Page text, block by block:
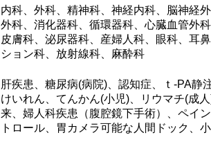
内科、外科、精神科、神経内科、脳神経
外科、消化器科、循環器科、心臓血管外
皮膚科、泌尿器科、産婦人科、眼科、耳
ション科、放射線科、麻酔科
肝疾患、糖尿病(病院)、認知症、ｔ-PA静
けいれん、てんかん(小児)、リウマチ(成
来、婦人科疾患（腹腔鏡下手術）、ペイ
トロール、胃カメラ可能な人間ドック、